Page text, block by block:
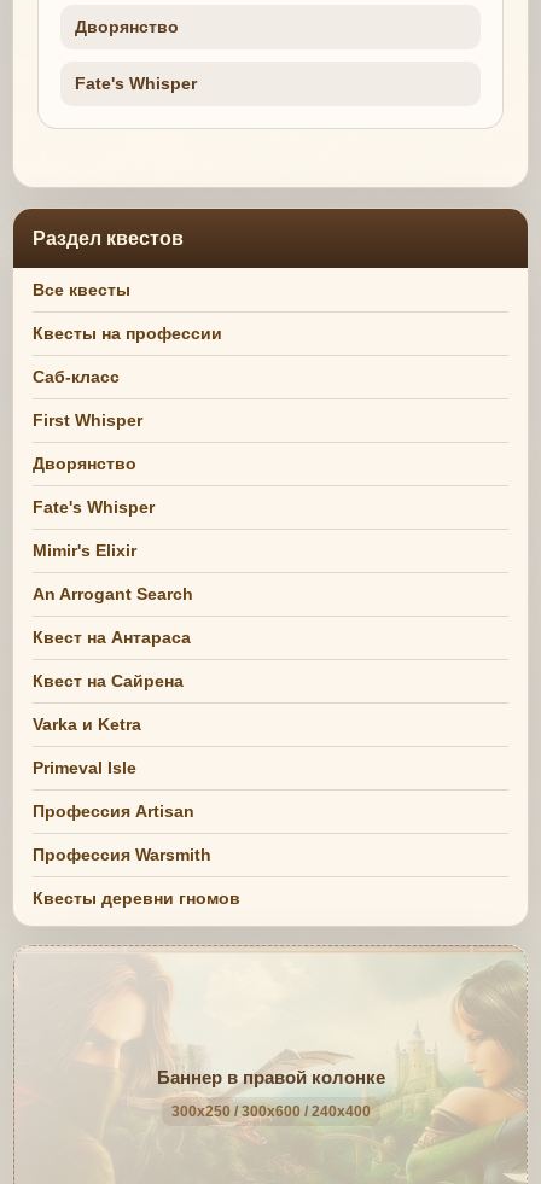
Дворянство
Fate's Whisper
Раздел квестов
Все квесты
Квесты на профессии
Саб-класс
First Whisper
Дворянство
Fate's Whisper
Mimir's Elixir
An Arrogant Search
Квест на Антараса
Квест на Сайрена
Varka и Ketra
Primeval Isle
Профессия Artisan
Профессия Warsmith
Квесты деревни гномов
Баннер в правой колонке
300x250 / 300x600 / 240x400